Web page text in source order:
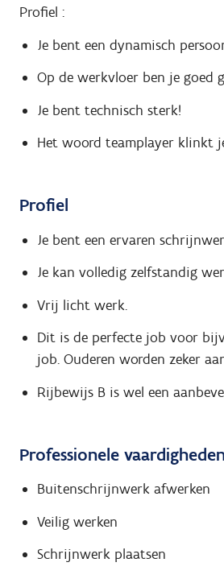
Profiel :
Je bent een dynamisch
Op de werkvloer ben je goed
Je bent technisch sterk!
Het woord teamplayer klinkt
Profiel
Je bent een ervaren
Je kan volledig zelfstandig
Vrij licht werk.
Dit is de perfecte job voor
job. Ouderen worden zeker
Rijbewijs B is wel een
Professionele
Buitenschrijnwerk afwerken
Veilig werken
Schrijnwerk plaatsen